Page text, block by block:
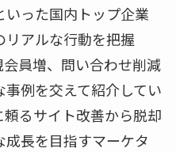
った国内トップ企業
リアルな行動を把握
会員増、問い合わせ削減
例を交えて紹介してい
るサイト改善から脱却
成長を目指すマーケタ